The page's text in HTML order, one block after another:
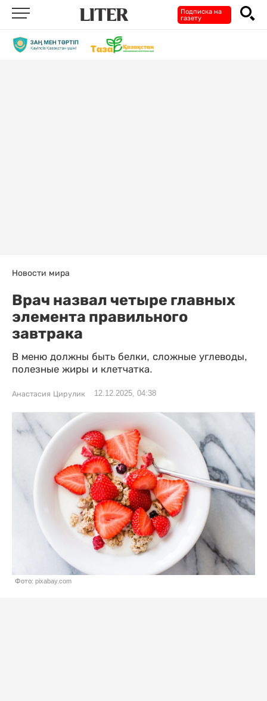
Подписка на
газету
Новости мира
Врач назвал четыре главных
элемента правильного
завтрака
В меню должны быть белки, сложные углеводы,
полезные жиры и клетчатка.
Анастасия Цирулик 12.12.2025, 04:38
Фото: pixabay.com